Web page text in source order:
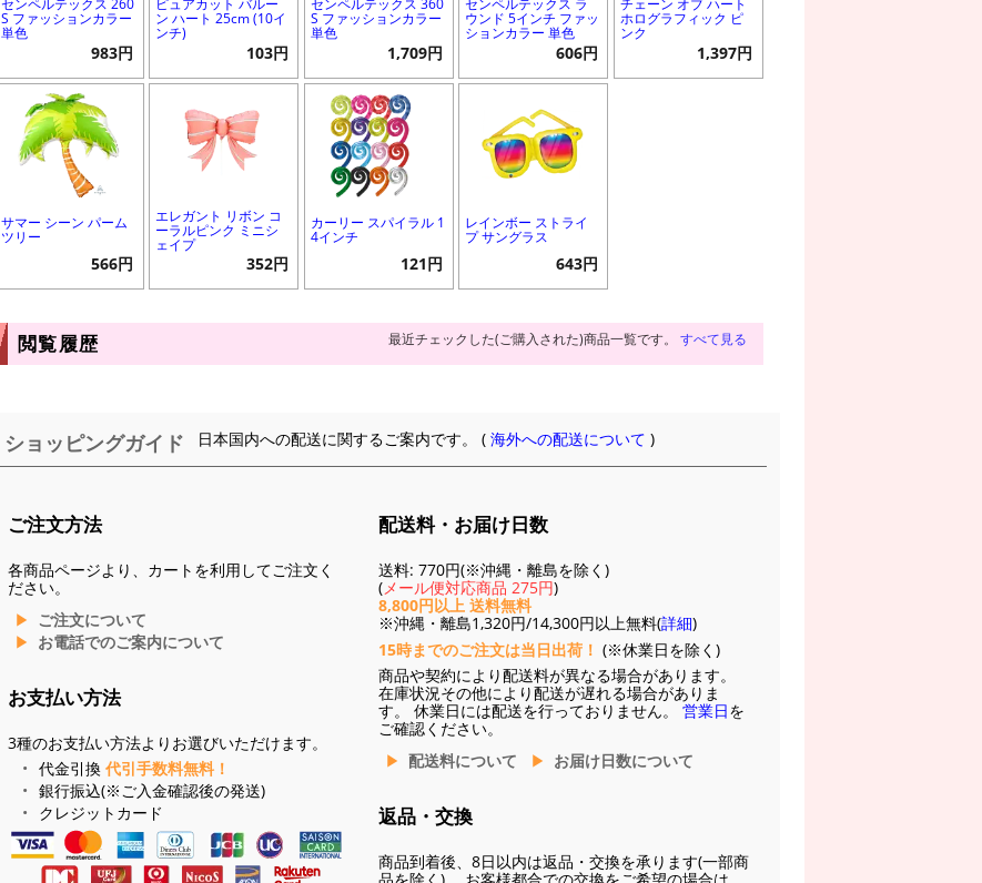
センペルテックス 260
S ファッションカラー
単色
983円
ピュアカット バルー
ン ハート 25cm (10イ
ンチ)
103円
センペルテックス 360
S ファッションカラー
単色
1,709円
センペルテックス ラ
ウンド 5インチ ファッ
ションカラー 単色
606円
チェーン オブ ハート
ホログラフィック ピ
ンク
1,397円
サマー シーン パーム
ツリー
566円
エレガント リボン コ
ーラルピンク ミニシ
ェイプ
352円
カーリー スパイラル 1
4インチ
121円
レインボー ストライ
プ サングラス
643円
閲覧履歴 最近チェックした(ご購入された)商品一覧です。 すべて見る
ショッピングガイド 日本国内への配送に関するご案内です。 (海外への配送について )
ご注文方法
各商品ページより、カートを利用してご注文く
ださい。
ご注文について
お電話でのご案内について
お支払い方法
3種のお支払い方法よりお選びいただけます。
代金引換 代引手数料無料！
銀行振込(※ご入金確認後の発送)
クレジットカード
配送料・お届け日数
送料: 770円(※沖縄・離島を除く)
(メール便対応商品 275円)
8,800円以上 送料無料
※沖縄・離島1,320円/14,300円以上無料(詳細)
15時までのご注文は当日出荷！ (※休業日を除く)
商品や契約により配送料が異なる場合があります。
在庫状況その他により配送が遅れる場合がありま
す。 休業日には配送を行っておりません。 営業日を
ご確認ください。
配送料について
お届け日数について
返品・交換
商品到着後、8日以内は返品・交換を承ります(一部商